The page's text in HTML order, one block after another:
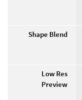
Shape Blend
Low Res
Preview